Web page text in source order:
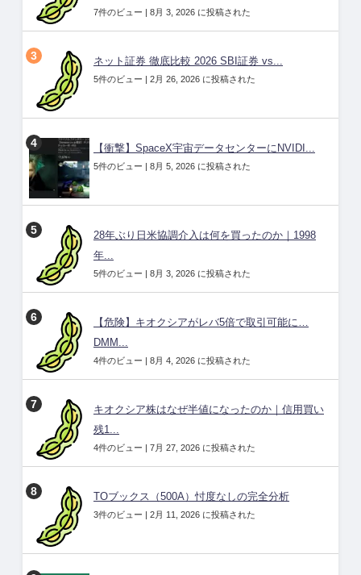
7件のビュー | 8月 3, 2026 に投稿された
ネット証券 徹底比較 2026 SBI証券 vs...
5件のビュー | 2月 26, 2026 に投稿された
【衝撃】SpaceX宇宙データセンターにNVIDI...
5件のビュー | 8月 5, 2026 に投稿された
28年ぶり日米協調介入は何を買ったのか｜1998
年...
5件のビュー | 8月 3, 2026 に投稿された
【危険】キオクシアがレバ5倍で取引可能に…
DMM...
4件のビュー | 8月 4, 2026 に投稿された
キオクシア株はなぜ半値になったのか｜信用買い
残1...
4件のビュー | 7月 27, 2026 に投稿された
TOブックス（500A）忖度なしの完全分析
3件のビュー | 2月 11, 2026 に投稿された